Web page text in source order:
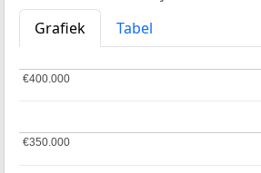
Grafiek
Tabel
€350.000
€350.000
€400.000
€400.000